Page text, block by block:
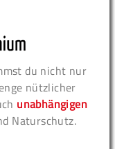
du nicht nur
nützlicher
unabhängigen
Naturschutz.